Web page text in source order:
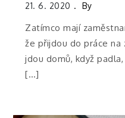
21. 6. 2020 By
Zatímco mají
že přijdou do práce na
jdou domů, když
[…]